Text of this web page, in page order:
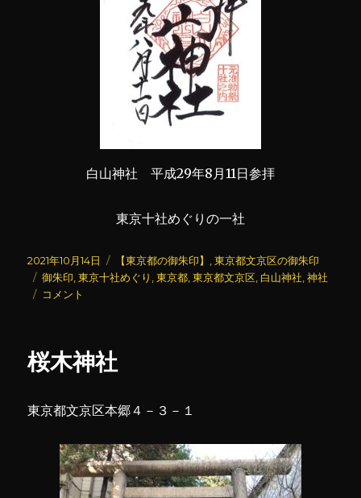
白山神社 平成29年8月11日参拝
東京十社めぐりの一社
投
稿
日:
2021年10月14日
カ
テ
【東京都の御朱印】 ,東京都文京区の御朱印
タ
グ
御朱印 ,東京十社めぐり ,東京都 ,東京都文京区 白山神社 ,神社
白
に
コメント
桜木神社
東京都文京区本郷４－３－１